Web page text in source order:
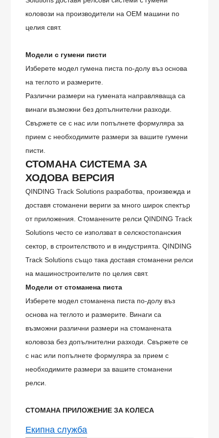
коловози на производители на OEM машини по
целия свят.
Модели с гумени писти
Изберете модел гумена писта по-долу въз основа
на теглото и размерите.
Различни размери на гумената направляваща са
винаги възможни без допълнителни разходи.
Свържете се с нас или попълнете формуляра за
прием с необходимите размери за вашите гумени
писти.
СТОМАНАСИСТЕМА ЗА
ХОДОВА ВЕРСИЯ
QINDING Track Solutions разработва, произвежда и
доставя стоманени вериги за много широк спектър
от приложения. Стоманените релси QINDING Track
Solutions често се използват в селскостопанския
сектор, в строителството и в индустрията. QINDING
Track Solutions също така доставя стоманени релси
на машиностроителите по целия свят.
Модели от стоманена писта
Изберете модел стоманена писта по-долу въз
основа на теглото и размерите. Винаги са
възможни различни размери на стоманената
коловоза без допълнителни разходи. Свържете се
с нас или попълнете формуляра за прием с
необходимите размери за вашите стоманени
релси.
СТОМАНА ПРИЛОЖЕНИЕ ЗА КОЛЕСА
Екипна служба